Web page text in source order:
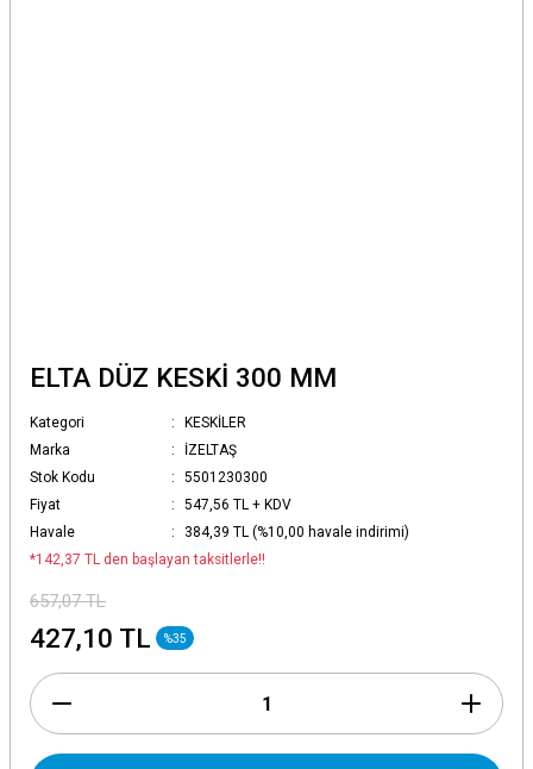
ELTA DÜZ KESKİ 300 MM
Kategori
KESKİLER
Marka
İZELTAŞ
Stok Kodu
5501230300
Fiyat
547,56 TL + KDV
Havale
384,39 TL (%10,00 havale indirimi)
*142,37 TL den başlayan taksitlerle!!
657,07 TL
427,10 TL %35